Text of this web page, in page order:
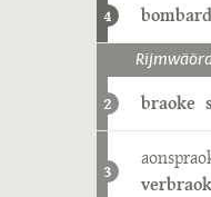
4
2 braoke
3